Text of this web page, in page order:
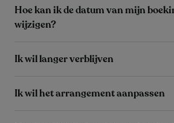
Hoe kan ik de datum van mijn
wijzigen?
Ik wil langer verblijven
Ik wil het arrangement aanpassen